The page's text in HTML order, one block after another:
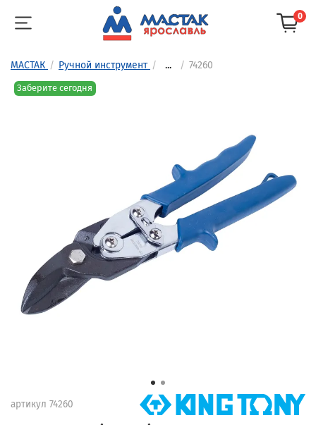
0
МАСТАК Ручной инструмент ... 74260
Заберите сегодня
артикул 74260